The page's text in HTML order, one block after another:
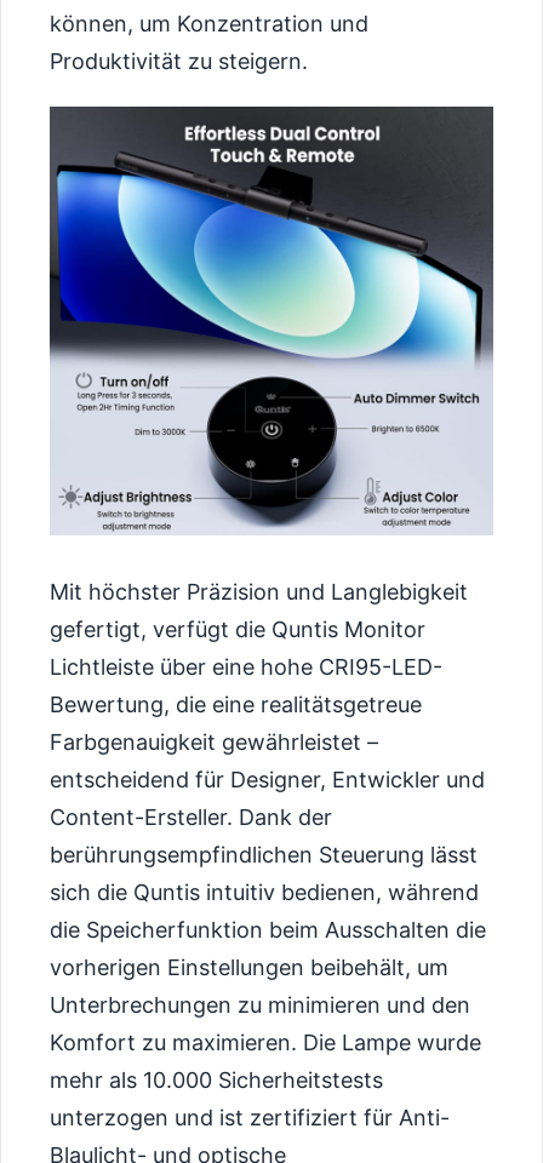
können, um Konzentration und
Produktivität zu steigern.
Mit höchster Präzision und Langlebigkeit
gefertigt, verfügt die Quntis Monitor
Lichtleiste über eine hohe CRI95-LED-
Bewertung, die eine realitätsgetreue
Farbgenauigkeit gewährleistet –
entscheidend für Designer, Entwickler und
Content-Ersteller. Dank der
berührungsempfindlichen Steuerung lässt
sich die Quntis intuitiv bedienen, während
die Speicherfunktion beim Ausschalten die
vorherigen Einstellungen beibehält, um
Unterbrechungen zu minimieren und den
Komfort zu maximieren. Die Lampe wurde
mehr als 10.000 Sicherheitstests
unterzogen und ist zertifiziert für Anti-
Blaulicht- und optische